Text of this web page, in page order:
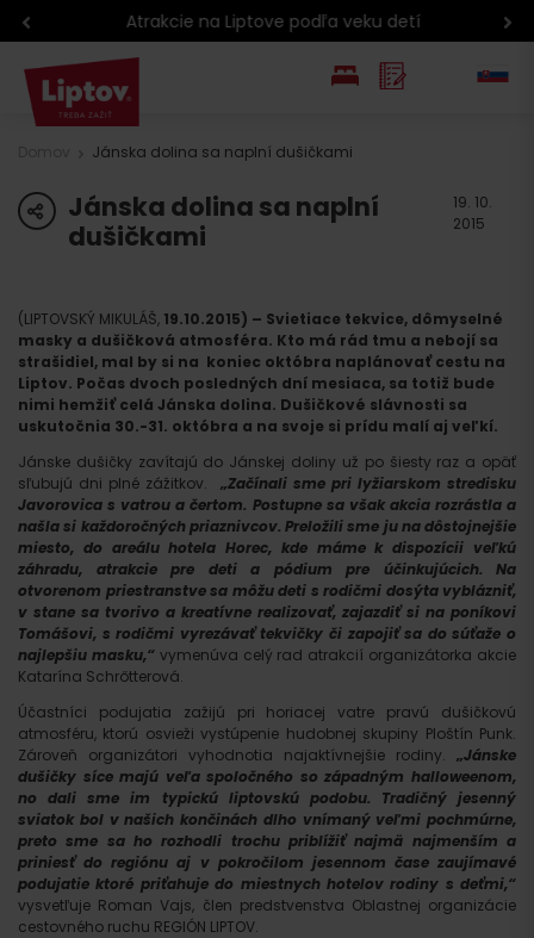
Atrakcie na Liptove podľa veku detí
Jánska dolina sa naplní dušičkami
share
Jánska dolina sa naplní
dušičkami
19. 10.
2015
(LIPTOVSKÝ MIKULÁŠ, 19.10.2015) – Svietiace tekvice, dômyselné
masky a dušičková atmosféra. Kto má rád tmu a nebojí sa
strašidiel, mal by si na koniec októbra naplánovať cestu na
Liptov. Počas dvoch posledných dní mesiaca, sa totiž bude
nimi hemžiť celá Jánska dolina. Dušičkové slávnosti sa
uskutočnia 30.-31. októbra a na svoje si prídu malí aj veľkí.
Jánske dušičky zavítajú do Jánskej doliny už po šiesty raz a opäť
sľubujú dni plné zážitkov.
„Začínali sme pri lyžiarskom stredisku
Javorovica s vatrou a čertom. Postupne sa však akcia rozrástla a
našla si každoročných priaznivcov. Preložili sme ju na dôstojnejšie
miesto, do areálu hotela Horec, kde máme k dispozícii veľkú
záhradu, atrakcie pre deti a pódium pre účinkujúcich. Na
otvorenom priestranstve sa môžu deti s rodičmi dosýta vyblázniť,
v stane sa tvorivo a kreatívne realizovať, zajazdiť si na poníkovi
Tomášovi, s rodičmi vyrezávať tekvičky či zapojiť sa do súťaže o
najlepšiu masku,“vymenúva celý rad atrakcií organizátorka akcie
Katarína Schrőtterová.
Účastníci podujatia zažijú pri horiacej vatre pravú dušičkovú
atmosféru, ktorú osvieži vystúpenie hudobnej skupiny Ploštín Punk.
Zároveň organizátori vyhodnotia najaktívnejšie rodiny. „Jánske
dušičky síce majú veľa spoločného so západným halloweenom,
no dali sme im typickú liptovskú podobu. Tradičný jesenný
sviatok bol v našich končinách dlho vnímaný veľmi pochmúrne,
preto sme sa ho rozhodli trochu priblížiť najmä najmenším a
priniesť do regiónu aj v pokročilom jesennom čase zaujímavé
podujatie ktoré priťahuje do miestnych hotelov rodiny s deťmi,“
vysvetľuje Roman Vajs, člen predstvenstva Oblastnej organizácie
cestovného ruchu REGIÓN LIPTOV.